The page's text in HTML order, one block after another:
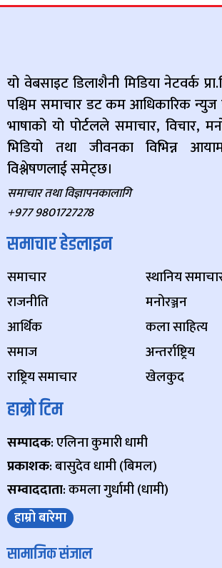
यो वेबसाइट डिलाशैनी मिडिया नेटवर्क
पश्चिम समाचार डट कम आधिकारिक न्युज
भाषाको यो पोर्टलले समाचार, विचार,
भिडियो तथा जीवनका विभिन्न
विश्लेषणलाई समेट्छ।
समाचार तथा विज्ञापनकालागि
+977 9801727278
समाचार हेडलाइन
समाचार
राजनीति
आर्थिक
समाज
राष्ट्रिय समाचार
स्थानिय
मनोरञ्जन
कला साहित्य
अन्तर्राष्ट्रिय
खेलकुद
हाम्रो टिम
सम्पादक: एलिना कुमारी धामी
प्रकाशक: बासुदेव धामी (बिमल)
सम्वाददाता: कमला गुर्धामी (धामी)
हाम्रो बारेमा
सामाजिक संजाल